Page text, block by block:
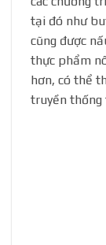
tại đó như
cũng được
thực phẩm
hơn, có thể
truyền thống